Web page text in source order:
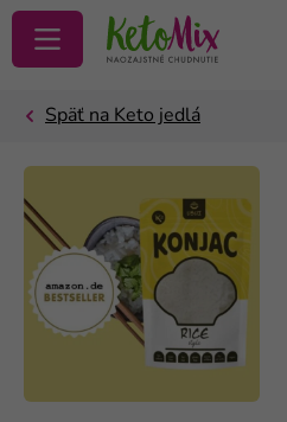
VYHĽADAŤ